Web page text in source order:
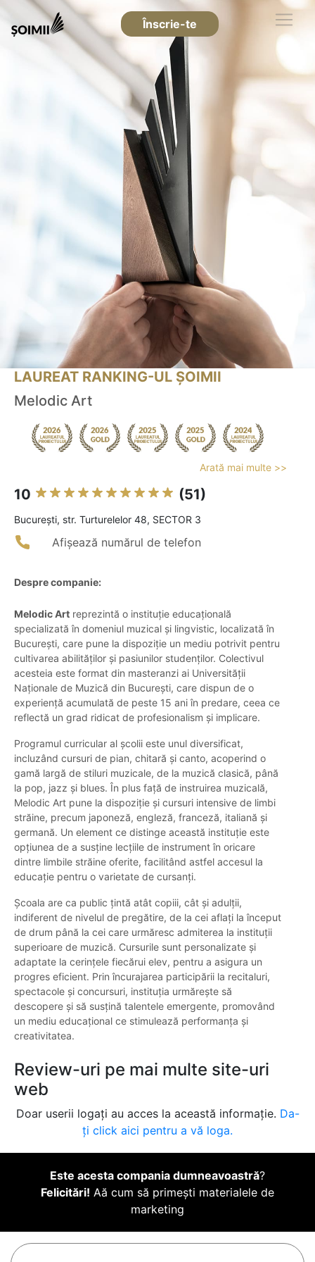
Înscrie-te
LAUREAT RANKING-UL ȘOIMII
Melodic Art
Arată mai multe >>
10 (51)
Bucureşti, str. Turturelelor 48, SECTOR 3
Afișează numărul de telefon
Despre companie:
Melodic Art reprezintă o instituție educațională
specializată în domeniul muzical și lingvistic, localizată în
București, care pune la dispoziție un mediu potrivit pentru
cultivarea abilităților și pasiunilor studenților. Colectivul
acesteia este format din masteranzi ai Universității
Naționale de Muzică din București, care dispun de o
experiență acumulată de peste 15 ani în predare, ceea ce
reflectă un grad ridicat de profesionalism și implicare.
Programul curricular al școlii este unul diversificat,
incluzând cursuri de pian, chitară și canto, acoperind o
gamă largă de stiluri muzicale, de la muzică clasică, până
la pop, jazz și blues. În plus față de instruirea muzicală,
Melodic Art pune la dispoziție și cursuri intensive de limbi
străine, precum japoneză, engleză, franceză, italiană și
germană. Un element ce distinge această instituție este
opțiunea de a susține lecțiile de instrument în oricare
dintre limbile străine oferite, facilitând astfel accesul la
educație pentru o varietate de cursanți.
Școala are ca public țintă atât copiii, cât și adulții,
indiferent de nivelul de pregătire, de la cei aflați la început
de drum până la cei care urmăresc admiterea la instituții
superioare de muzică. Cursurile sunt personalizate și
adaptate la cerințele fiecărui elev, pentru a asigura un
progres eficient. Prin încurajarea participării la recitaluri,
spectacole și concursuri, instituția urmărește să
descopere și să susțină talentele emergente, promovând
un mediu educațional ce stimulează performanța și
creativitatea.
Review-uri pe mai multe site-uri
web
Doar userii logați au acces la această informație. Da-
ți click aici pentru a vă loga.
Este acesta compania dumneavoastră?
Felicitări! Aă cum să primești materialele de
marketing